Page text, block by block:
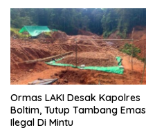
Ormas LAKI Desak Kapolres
Boltim, Tutup Tambang Emas
Ilegal Di Mintu